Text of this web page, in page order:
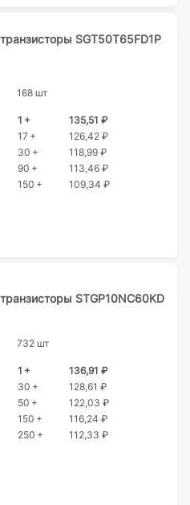
SGT50T65FD1P
168 шт
1 +
135,51 ₽
17 +
126,42 ₽
30 +
118,99 ₽
90 +
113,46 ₽
150 +
109,34 ₽
STGP10NC60KD
732 шт
1 +
136,91 ₽
30 +
128,61 ₽
50 +
122,03 ₽
150 +
116,24 ₽
250 +
112,33 ₽